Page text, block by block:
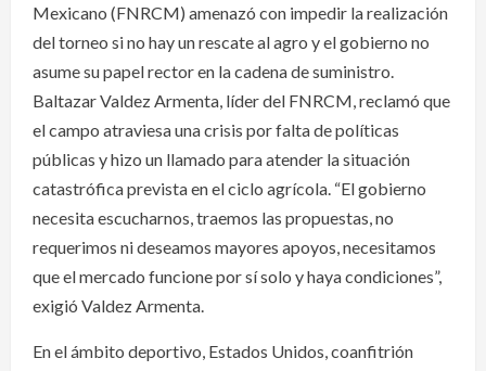
Mexicano (FNRCM) amenazó con impedir la realización
del torneo si no hay un rescate al agro y el gobierno no
asume su papel rector en la cadena de suministro.
Baltazar Valdez Armenta, líder del FNRCM, reclamó que
el campo atraviesa una crisis por falta de políticas
públicas y hizo un llamado para atender la situación
catastrófica prevista en el ciclo agrícola. “El gobierno
necesita escucharnos, traemos las propuestas, no
requerimos ni deseamos mayores apoyos, necesitamos
que el mercado funcione por sí solo y haya condiciones”,
exigió Valdez Armenta.
En el ámbito deportivo, Estados Unidos, coanfitrión